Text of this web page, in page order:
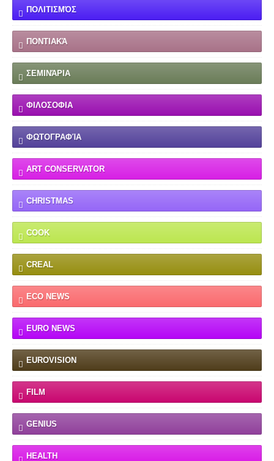
ΠΟΛΙΤΙΣΜΌΣ
ΠΟΝΤΙΑΚΆ
ΣΕΜΙΝΆΡΙΑ
ΦΙΛΟΣΟΦΙΑ
ΦΩΤΟΓΡΑΦΊΑ
ART CONSERVATOR
CHRISTMAS
COOK
CREAL
ECO NEWS
EURO NEWS
EUROVISION
FILM
GENIUS
HEALTH